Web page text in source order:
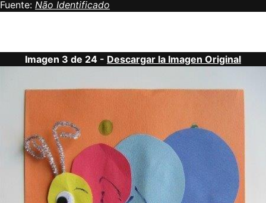
Fuente: Não Identificado
Imagen 3 de 24 - Descargar la Imagen Original